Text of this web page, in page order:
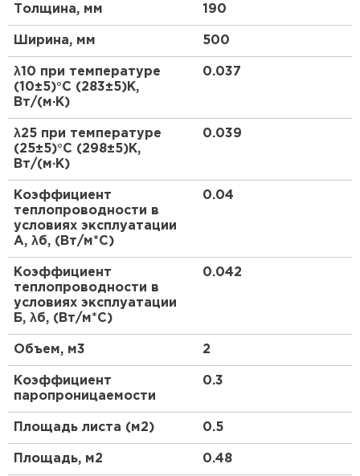
Сохраняют форму, не дают усадки
АО "ТИЗОЛ" выпускает плиты EURO-ЛАЙТ пяти
марок, которые различаются по таким
техническим характеристикам как плотность,
прочность на сжатие, теплопроводность.
Плиты выпускают без обкладки и кашированные
стеклохолстом или фольгой. Нанесение материала
производится с одной стороны или с двух сторон.
Кашированные плиты применяют для обеспечения
дополнительной пароизоляции и ветрозащиты
утеплителя, а также при утеплении
производственных зданий изнутри.
Толщина, мм 190
Ширина, мм 500
λ10 при температуре
(10±5)°С (283±5)К,
Вт/(м·К)
0.037
λ25 при температуре
(25±5)°С (298±5)К,
Вт/(м·К)
0.039
Коэффициент
теплопроводности в
условиях эксплуатации
А, λб, (Вт/м*С)
0.04
Коэффициент
теплопроводности в
условиях эксплуатации
Б, λб, (Вт/м*С)
0.042
Объем, м3 2
Коэффициент
паропроницаемости
0.3
Площадь листа (м2) 0.5
Площадь, м2 0.48
Утеплитель Теплекс
ПЕРЕЙТИ
Рулонная кровля Брит
ПЕРЕЙТИ
Утеплитель Knauf
Утеплитель Isoroc
Утеплитель Тимплэкс